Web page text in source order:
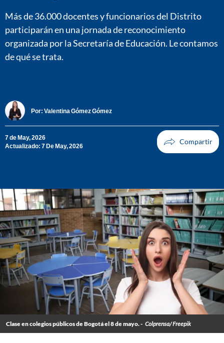
Más de 36.000 docentes y funcionarios del Distrito
participarán en una jornada de reconocimiento
organizada por la Secretaría de Educación. Le contamos
de qué se trata.
Por: Valentina Gómez Gómez
7 de May, 2026
Actualizado: 7 De May, 2026
Clase en colegios públicos de Bogotá el 8 de mayo. - Colprensa/ Freepik